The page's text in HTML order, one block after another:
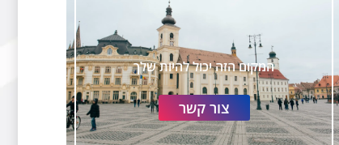
המקום הזה יכול להיות שלך
צור קשר